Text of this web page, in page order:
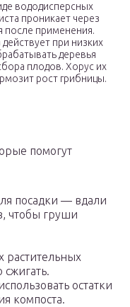
вододисперсных
проникает через
после применения.
при низких
деревья
плодов. Хорус их
рост грибницы.
помогут
посадки — вдали
чтобы груши
растительных
сжигать.
остатки
компоста.